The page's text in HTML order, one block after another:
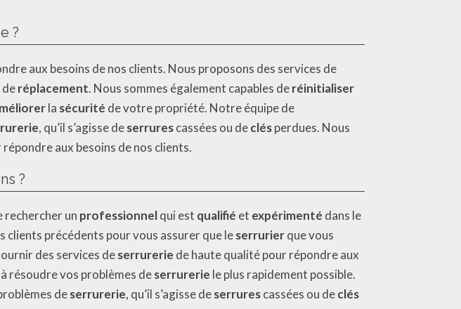
?
aux besoins de nos clients. Nous proposons des services de
deréplacement. Nous sommes également capables deréinitialiser
la sécurité de votre propriété. Notre équipe de
, qu’il s’agisse deserrurescassées ou declésperdues. Nous
aux besoins de nos clients.
?
rechercher un professionnelqui est qualifié et expérimenté dans le
clients précédents pour vous assurer que leserrurierque vous
des services deserrurerie de haute qualité pour répondre aux
résoudre vos problèmes deserrurerie le plus rapidement possible.
deserrurerie, qu’il s’agisse deserrurescassées ou declés